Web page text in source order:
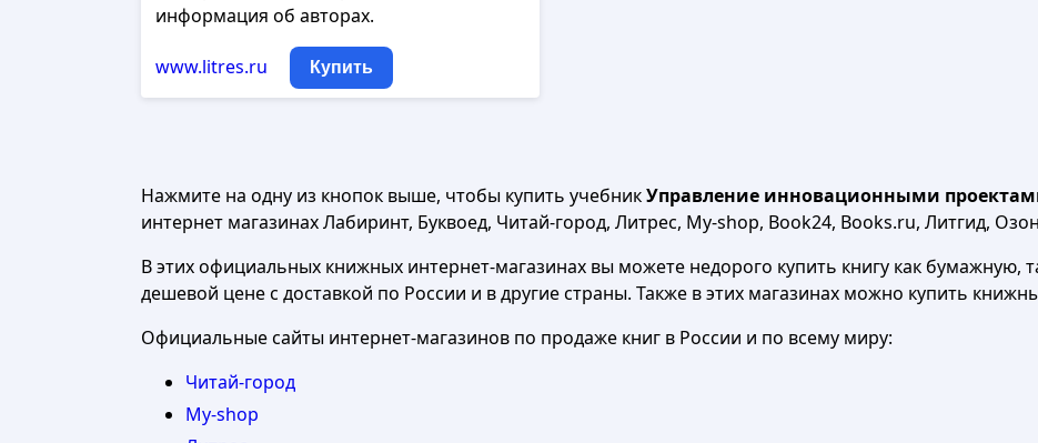
информация об авторах.
www.litres.ru Купить
Нажмите на одну из кнопок выше, чтобы купить учебникУправление инновационными
интернет магазинах Лабиринт, Буквоед, Читай-город, Литрес, My-shop, Book24, Books.ru, Литгид,
В этих официальных книжных интернет-магазинах вы можете недорого купить книгу как бумажную,
дешевой цене с доставкой по России и в другие страны. Также в этих магазинах можно купить
Официальные сайты интернет-магазинов по продаже книг в России и по всему миру:
Читай-город
My-shop